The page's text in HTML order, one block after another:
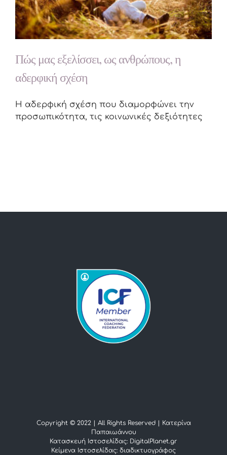
Πώς μας εξελίσσει, ως ανθρώπους, η
αδερφική σχέση
Η αδερφική σχέση που διαμορφώνει την
προσωπικότητα, τις κοινωνικές δεξιότητες
Copyright © 2022 | All Rights Reserved |
Κατερίνα
Παπαιωάννου
Κατασκευή Ιστοσελίδας: DigitalPlanet.gr
Κείμενα Ιστοσελίδας: διαδικτυογράφος